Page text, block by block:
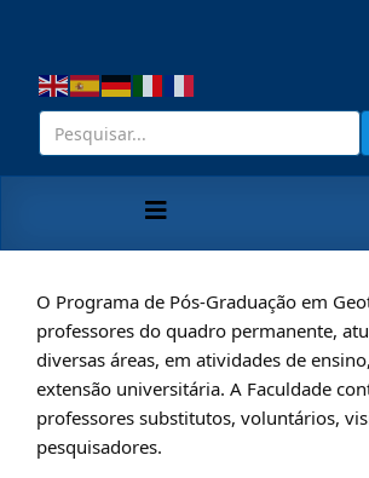
O Programa de Pós-Graduação em
professores do quadro permanente,
diversas áreas, em atividades de
extensão universitária. A Faculdade
professores substitutos, voluntários,
pesquisadores.